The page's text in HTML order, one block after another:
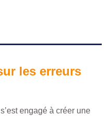
les erreurs
engagé à créer une